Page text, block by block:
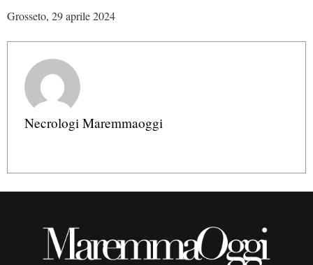
Grosseto, 29 aprile 2024
Necrologi Maremmaoggi